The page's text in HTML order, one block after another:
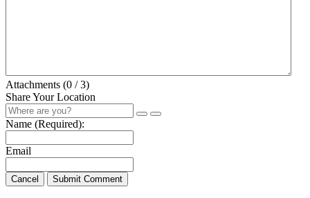
Attachments (0 / 3)
Share Your Location
Name (Required):
Email
Cancel Submit Comment